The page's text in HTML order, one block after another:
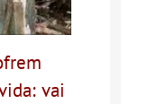
vai